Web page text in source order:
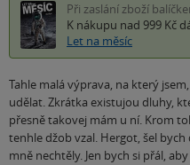
Při zaslání zboží
K nákupu nad 999 Kč
Let na měsíc
Tahle malá výprava, na který
udělat. Zkrátka existujou dluhy,
přesně takovej mám u ní. Krom
tenhle džob vzal. Hergot, šel
mně nechtěly. Jen bych si přál,